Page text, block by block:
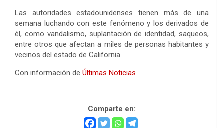
Las autoridades estadounidenses tienen más de una
semana luchando con este fenómeno y los derivados de
él, como vandalismo, suplantación de identidad, saqueos,
entre otros que afectan a miles de personas habitantes y
vecinos del estado de California.
Con información de Últimas Noticias
Comparte en: